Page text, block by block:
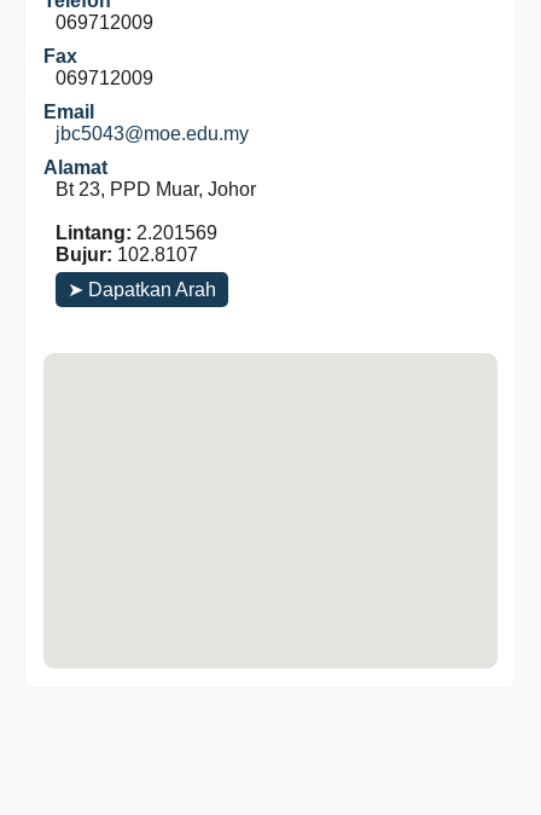
069712009
Fax
069712009
Email
jbc5043@moe.edu.my
Alamat
Bt 23, PPD Muar, Johor
Lintang: 2.201569
Bujur: 102.8107
➤ Dapatkan Arah